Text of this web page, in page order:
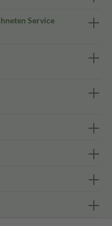
Service